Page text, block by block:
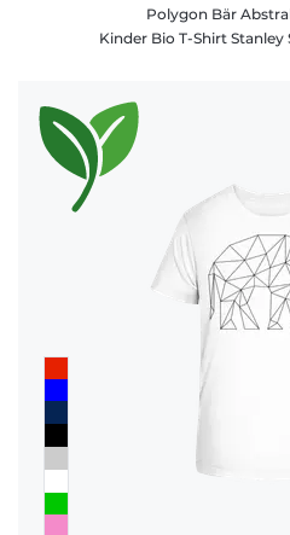
Polygon Bär
Kinder Bio T-Shirt Stanley